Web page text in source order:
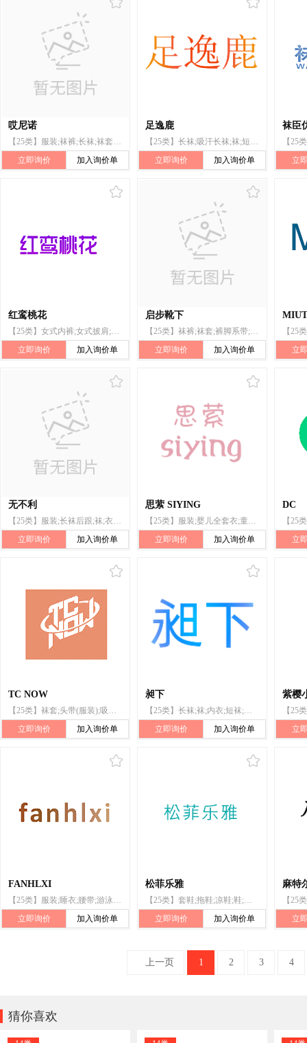
哎尼诺
【25类】服装;袜裤;长袜;袜套;袜;领带;吊袜带(长袜用);围巾;暖腿套;衣服吊带
立即询价
加入询价单
足逸鹿
【25类】长袜;吸汗长袜;袜;短袜;非电暖脚套;袜带;绑腿;袜套;服装;鞋
立即询价
加入询价单
袜臣
立
红鸾桃花
【25类】女式内裤;女式披肩;内裤;内衣;长袜;吸汗长袜;袜;裤子;手套(服装);围巾
立即询价
加入询价单
启步靴下
【25类】袜裤;袜套;裤脚系带;长袜;吸汗长袜;袜;短袜;鞋垫;套鞋;鞋底
立即询价
加入询价单 立
无不利
【25类】服装;长袜后跟;袜;衣领（衣服）;内衣;睡袍;体操鞋;拖鞋;运动鞋;长袜
立即询价
加入询价单
思萦 SIYING
【25类】服装;婴儿全套衣;童装;袜;长袜;袜套;袜裤;吸汗长袜;短袜;暖腿套
立即询价
加入询价单
DC
立
TC NOW
【25类】袜套;头带(服装);吸汗袜;鞋(脚上的穿着物);长袜;长袜后跟;袜;短袜;足球鞋;足球靴
立即询价
加入询价单
昶下
【25类】长袜;袜;内衣;短袜;服装;帽;围巾;鞋;连裤袜;过膝袜
立即询价
加入询价单
紫樱
立
FANHLXI
【25类】服装;睡衣;腰带;游泳衣;披肩;鞋;跑鞋（带金属钉）;长袜
立即询价
加入询价单
松菲乐雅
【25类】套鞋;拖鞋;凉鞋;鞋;运动鞋;运动靴;长袜;袜;短袜;帽子
立即询价
加入询价单
麻特
立
上一页 1 2 3 4
猜你喜欢